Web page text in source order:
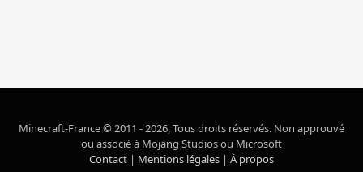
Minecraft-France © 2011 - 2026, Tous droits réservés. Non approuvé
ou associé à Mojang Studios ou Microsoft
Contact | Mentions légales | À propos